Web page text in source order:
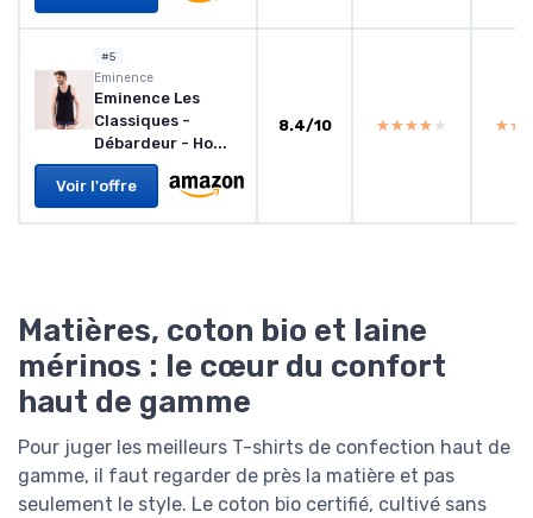
#5
Eminence
Eminence Les
Classiques -
Débardeur - Ho...
Voir l'offre
8.4/10 ★★★★★
★★★★★
Matières, coton bio et laine
mérinos : le cœur du confort
haut de gamme
Pour juger les meilleurs T-shirts de confection haut de
gamme, il faut regarder de près la matière et pas
seulement le style. Le coton bio certifié, cultivé sans